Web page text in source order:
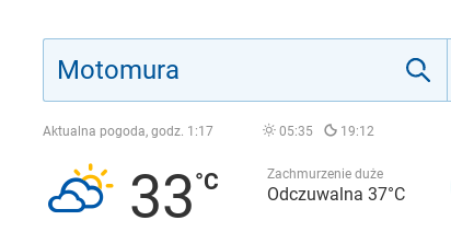
Aktualna pogoda, godz. 1:17 05:35 19:12
33 Zachmurzenie duże
Odczuwalna 37°C